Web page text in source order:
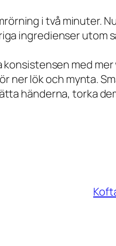
i två minuter.
ingredienser utom
med
ner lök och mynta.
händerna, torka